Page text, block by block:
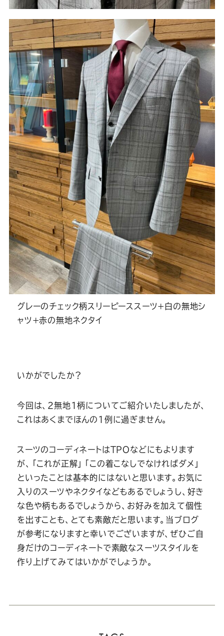
グレーのチェック柄スリーピーススーツ+白の無地シ
ャツ+赤の無地ネクタイ
いかがでしたか？
今回は、2無地1柄についてご紹介いたしましたが、
これはあくまでほんの1例に過ぎません。
スーツのコーディネートはTPOなどにもよります
が、「これが正解」「この着こなしでなければダメ」
といったことは基本的にはないと思います。お気に
入りのスーツやネクタイなどもあるでしょうし、好き
な色や柄もあるでしょうから、お好みを加えて個性
を出すことも、とても素敵だと思います。当ブログ
が参考になりますと幸いでございますが、ぜひご自
身だけのコーディネートで素敵なスーツスタイルを
作り上げてみてはいかがでしょうか。